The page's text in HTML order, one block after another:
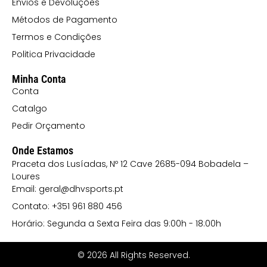
/PRETO
22102
AMARELO
FLUOR/PRETO
FLUOR E BRANCO
FLUOR/PRETO
22255 VERDE
FLUOR/MARINHO
FLUOR/PRETO
Envios e Devoluções
Métodos de Pagamento
Termos e Condições
Politica Privacidade
Minha Conta
Conta
Catalgo
Pedir Orçamento
Onde Estamos
Praceta dos Lusíadas, Nº 12 Cave 2685-094 Bobadela –
Loures
Email: geral@dhvsports.pt
Contato: +351 961 880 456
Horário: Segunda a Sexta Feira das 9:00h - 18:00h
© 2026 All Rights Reserved.